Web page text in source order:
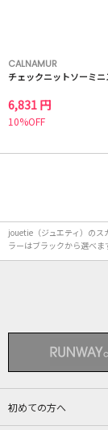
CALNAMUR
チェックニットソーミニ
6,831 円
10%OFF
jouetie（ジュエティ）の
ラーはブラックから選べま
初めての方へ